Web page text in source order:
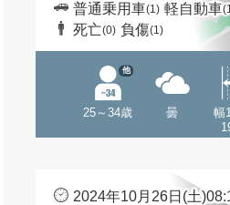
普通乗用車(1) 軽自動車
死亡(0) 負傷(1)
25～34歳
他
曇
幅
2024年10月26日(土